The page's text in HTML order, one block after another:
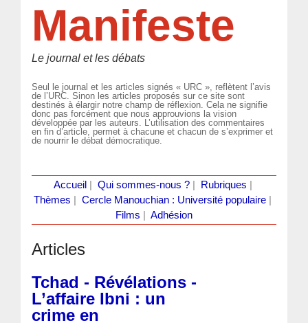
Manifeste
Le journal et les débats
Seul le journal et les articles signés « URC », reflètent l’avis
de l’URC. Sinon les articles proposés sur ce site sont
destinés à élargir notre champ de réflexion. Cela ne signifie
donc pas forcément que nous approuvions la vision
développée par les auteurs. L’utilisation des commentaires
en fin d’article, permet à chacune et chacun de s’exprimer et
de nourrir le débat démocratique.
Accueil Qui sommes-nous ?| Rubriques
Thèmes
Cercle Manouchian : Université populaire
Films
Adhésion
Articles
Tchad - Révélations -
L’affaire Ibni : un
crime en